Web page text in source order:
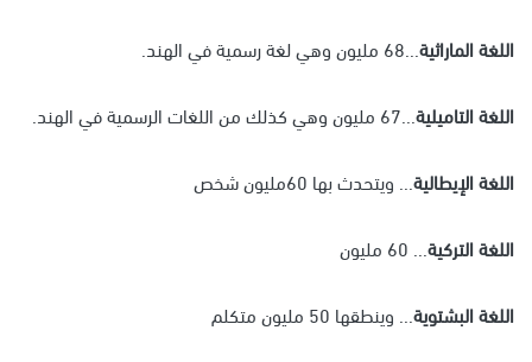
اللغة الماراثية...68 مليون وهي لغة رسمية في الهند.
اللغة التاميلية...67 مليون وهي كذلك من اللغات الرسمية في الهند.
اللغة الإيطالية... ويتحدث بها 60مليون شخص
اللغة التركية... 60 مليون
اللغة البشتوية... وينطقها 50 مليون متكلم